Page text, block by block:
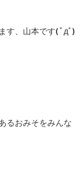
す、山本です( ﾟдﾟ)
るおみそをみんな